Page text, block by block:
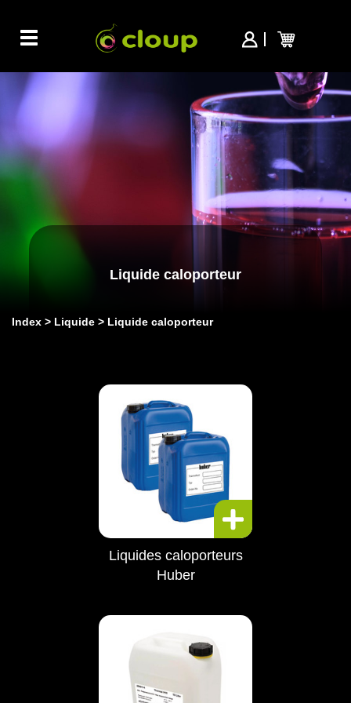
Toggle
navigation
Liquide caloporteur
Index Liquide Liquide caloporteur
Liquides caloporteurs
Huber